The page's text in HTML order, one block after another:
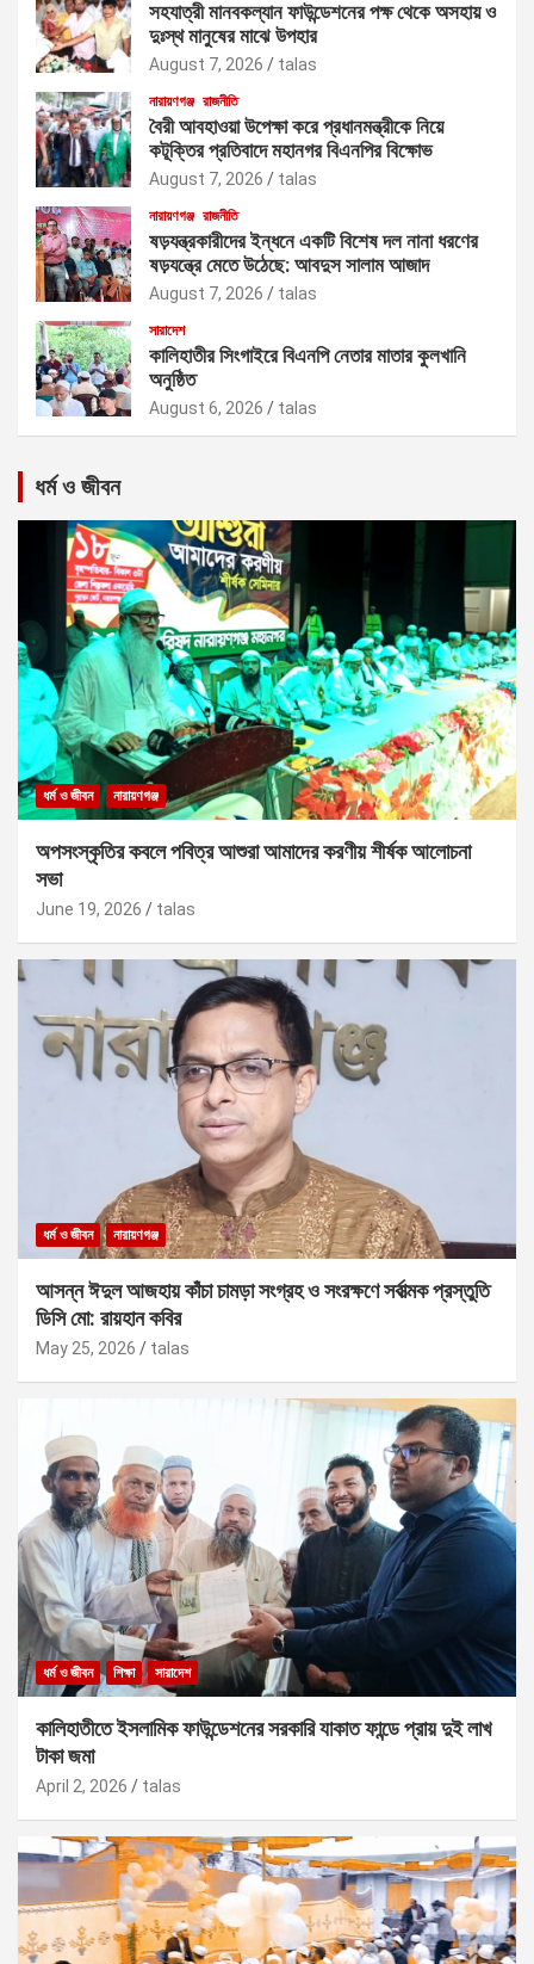
সহযাত্রী মানবকল্যান ফাউন্ডেশনের পক্ষ থেকে অসহায় ও
দুঃস্থ মানুষের মাঝে উপহার
August 7, 2026 talas
নারায়ণগঞ্জ রাজনীতি
বৈরী আবহাওয়া উপেক্ষা করে প্রধানমন্ত্রীকে নিয়ে
কটূক্তির প্রতিবাদে মহানগর বিএনপির বিক্ষোভ
August 7, 2026 talas
নারায়ণগঞ্জ রাজনীতি
ষড়যন্ত্রকারীদের ইন্ধনে একটি বিশেষ দল নানা ধরণের
ষড়যন্ত্রে মেতে উঠেছে: আবদুস সালাম আজাদ
August 7, 2026 talas
সারাদেশ
কালিহাতীর সিংগাইরে বিএনপি নেতার মাতার কুলখানি
অনুষ্ঠিত
August 6, 2026 talas
ধর্ম ও জীবন
ধর্ম ও জীবন নারায়ণগঞ্জ
অপসংস্কৃতির কবলে পবিত্র আশুরা আমাদের করণীয় শীর্ষক আলোচনা
সভা
June 19, 2026 talas
ধর্ম ও জীবন নারায়ণগঞ্জ
আসন্ন ঈদুল আজহায় কাঁচা চামড়া সংগ্রহ ও সংরক্ষণে সর্বাত্মক প্রস্তুতি
ডিসি মো: রায়হান কবির
May 25, 2026 talas
ধর্ম ও জীবন শিক্ষা সারাদেশ
কালিহাতীতে ইসলামিক ফাউন্ডেশনের সরকারি যাকাত ফান্ডে প্রায় দুই লাখ
টাকা জমা
April 2, 2026 talas